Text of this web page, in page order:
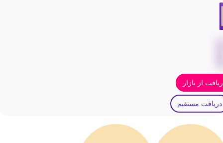
از بازار
دریافت مستقیم